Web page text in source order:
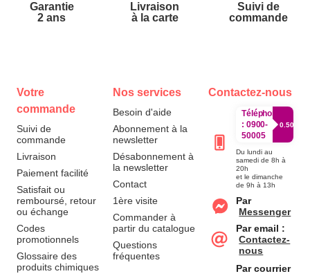
Garantie
2 ans
Livraison
à la carte
Suivi de
commande
Votre
commande
Suivi de
commande
Livraison
Paiement facilité
Satisfait ou
remboursé, retour
ou échange
Codes
promotionnels
Glossaire des
produits chimiques
Nos services
Besoin d'aide
Abonnement à la
newsletter
Désabonnement à
la newsletter
Contact
1ère visite
Commander à
partir du catalogue
Questions
fréquentes
Contactez-nous
Téléphone
: 0900-
50005
0.50€/
Du lundi au
samedi de 8h à
20h
et le dimanche
de 9h à 13h
Par
Messenger
Par email :
Contactez-
nous
Par courrier